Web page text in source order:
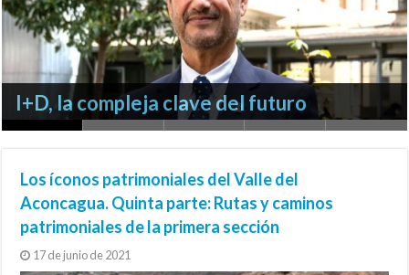
I+D, la compleja clave del futuro
Silencioso camino al despeñadero
Si nos amarran las manos
Universidad, arte y justicia social
PACE y movilidad social
Los íconos patrimoniales del Valle del
Aconcagua. Quinta parte: Rutas y caminos
patrimoniales de la primera sección
17 de junio de 2021